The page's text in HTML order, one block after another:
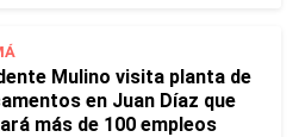
Mulino visita planta de
en Juan Díaz que
más de 100 empleos